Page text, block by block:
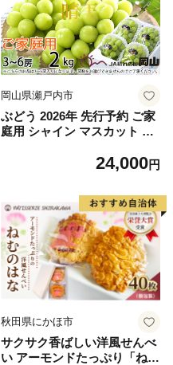
岡山県瀬戸内市
ぶどう 2026年 先行予約 ご家
庭用 シャイン マスカット 晴
岡山県産 国産 フルーツ 果物
24,000円
秋田県にかほ市
サクサク香ばしい洋風せんべ
い アーモンドたっぷり「ねむ